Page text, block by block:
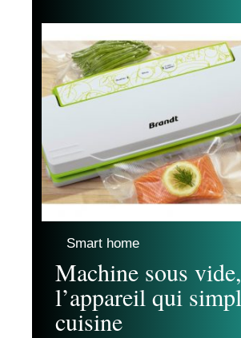
Smart home
Machine sous vide,
l’appareil qui
cuisine